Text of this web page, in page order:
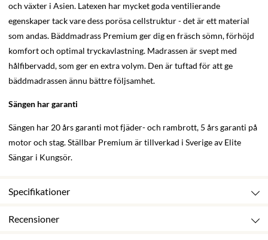
och växter i Asien. Latexen har mycket goda ventilierande
egenskaper tack vare dess porösa cellstruktur - det är ett material
som andas. Bäddmadrass Premium ger dig en fräsch sömn, förhöjd
komfort och optimal tryckavlastning. Madrassen är svept med
hålfibervadd, som ger en extra volym. Den är tuftad för att ge
bäddmadrassen ännu bättre följsamhet.
Sängen har garanti
Sängen har 20 års garanti mot fjäder- och rambrott, 5 års garanti på
motor och stag. Ställbar Premium är tillverkad i Sverige av Elite
Sängar i Kungsör.
Specifikationer
Recensioner